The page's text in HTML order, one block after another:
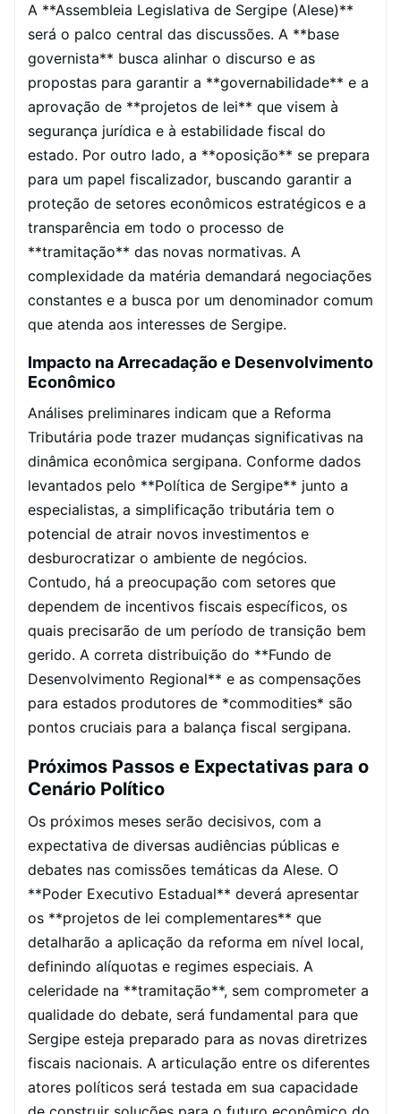
A **Assembleia Legislativa de Sergipe (Alese)**
será o palco central das discussões. A **base
governista** busca alinhar o discurso e as
propostas para garantir a **governabilidade** e a
aprovação de **projetos de lei** que visem à
segurança jurídica e à estabilidade fiscal do
estado. Por outro lado, a **oposição** se prepara
para um papel fiscalizador, buscando garantir a
proteção de setores econômicos estratégicos e a
transparência em todo o processo de
**tramitação** das novas normativas. A
complexidade da matéria demandará negociações
constantes e a busca por um denominador comum
que atenda aos interesses de Sergipe.
Impacto na Arrecadação e Desenvolvimento
Econômico
Análises preliminares indicam que a Reforma
Tributária pode trazer mudanças significativas na
dinâmica econômica sergipana. Conforme dados
levantados pelo **Política de Sergipe** junto a
especialistas, a simplificação tributária tem o
potencial de atrair novos investimentos e
desburocratizar o ambiente de negócios.
Contudo, há a preocupação com setores que
dependem de incentivos fiscais específicos, os
quais precisarão de um período de transição bem
gerido. A correta distribuição do **Fundo de
Desenvolvimento Regional** e as compensações
para estados produtores de *commodities* são
pontos cruciais para a balança fiscal sergipana.
Próximos Passos e Expectativas para o
Cenário Político
Os próximos meses serão decisivos, com a
expectativa de diversas audiências públicas e
debates nas comissões temáticas da Alese. O
**Poder Executivo Estadual** deverá apresentar
os **projetos de lei complementares** que
detalharão a aplicação da reforma em nível local,
definindo alíquotas e regimes especiais. A
celeridade na **tramitação**, sem comprometer a
qualidade do debate, será fundamental para que
Sergipe esteja preparado para as novas diretrizes
fiscais nacionais. A articulação entre os diferentes
atores políticos será testada em sua capacidade